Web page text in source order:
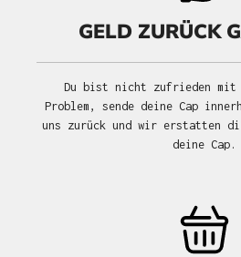
GELD ZURÜCK
Du bist nicht zufrieden mit
Problem, sende deine Cap
uns zurück und wir erstatten
deine Cap.